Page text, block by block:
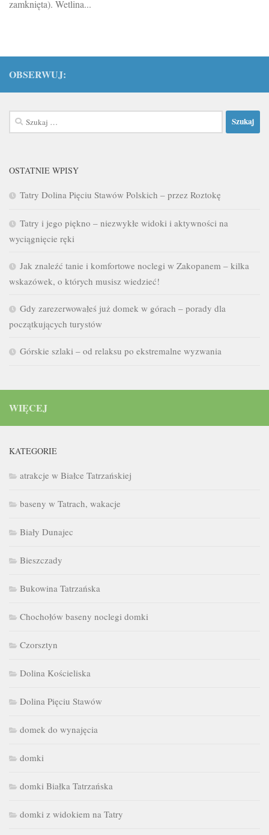
zamknięta). Wetlina...
OBSERWUJ:
Szukaj:
OSTATNIE WPISY
Tatry Dolina Pięciu Stawów Polskich – przez Roztokę
Tatry i jego piękno – niezwykłe widoki i aktywności na
wyciągnięcie ręki
Jak znaleźć tanie i komfortowe noclegi w Zakopanem – kilka
wskazówek, o których musisz wiedzieć!
Gdy zarezerwowałeś już domek w górach – porady dla
początkujących turystów
Górskie szlaki – od relaksu po ekstremalne wyzwania
WIĘCEJ
KATEGORIE
atrakcje w Białce Tatrzańskiej
baseny w Tatrach, wakacje
Biały Dunajec
Bieszczady
Bukowina Tatrzańska
Chochołów baseny noclegi domki
Czorsztyn
Dolina Kościeliska
Dolina Pięciu Stawów
domek do wynajęcia
domki
domki Białka Tatrzańska
domki z widokiem na Tatry